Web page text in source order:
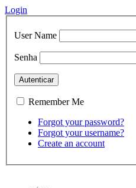
Login
User Name
Senha
Remember Me
Forgot your password?
Forgot your username?
Create an account